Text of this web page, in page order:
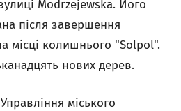
Modrzejewska. Його
після завершення
місці колишнього "Solpol".
нових дерев.
міського